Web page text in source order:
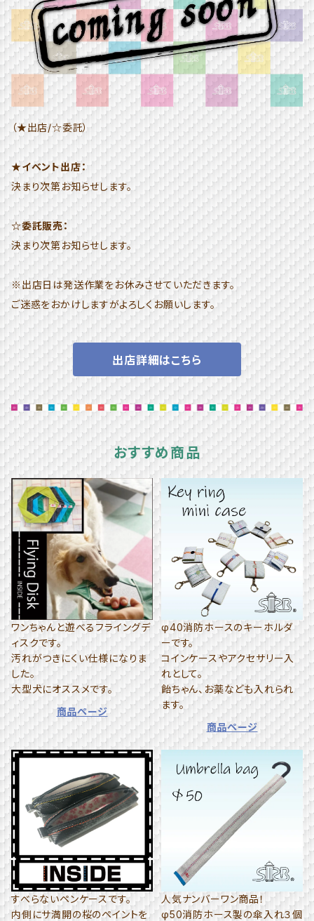
（★出店/☆委託）
★イベント出店：
決まり次第お知らせします。
☆委託販売：
決まり次第お知らせします。
※出店日は発送作業をお休みさせていただきます。
ご迷惑をおかけしますがよろしくお願いします。
出店詳細はこちら
おすすめ商品
ワンちゃんと遊べるフライングデ
ィスクです。
汚れがつきにくい仕様になりま
した。
大型犬にオススメです。
商品ページ
φ40消防ホースのキーホルダ
ーです。
コインケースやアクセサリー入
れとして。
飴ちゃん、お薬なども入れられ
ます。
商品ページ
すべらないペンケースです。
内側にサ満開の桜のペイントを
人気ナンバーワン商品！
φ50消防ホース製の傘入れ３個